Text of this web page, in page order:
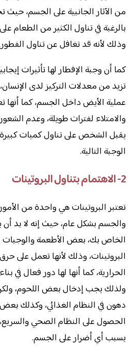
من الآثار الجانبية على الجسم،
بالرغبة في تناول الكثير من الطعام
وذلك لأنه قد تغافل عن تناول
كما أن وجبة الإفطار لها تأثيرات
تزيد من معدلات التركيز لدى
عملية الأيض داخل الجسم، كما
والامتلاء لفترات طويلة، وعدم الشعور
يقبل الشخص على تناول كميات
الوجبة التالية.
2- الاهتمام بتناول البروتينات
تعتبر البروتينات هي واحدة من
والجسم بشكل عام، حيث إنه لا بد
الخاص بك، بعض الأطعمة والوجبات
البروتينات، وذلك لأنها تعمل على
الحرارية، كما أنها لها دور فعال في
ولذلك يجب إدخال بعض اللحوم،
دهون في النظام الغذائي، وكذلك
الحصول على النظام الصحي
يسبب أي أضرار على الجسم.